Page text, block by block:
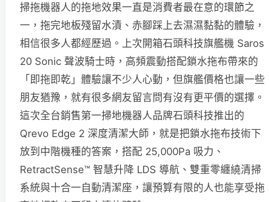
掃拖機器人的拖地效果一直是消費者最在意的環節之
一，拖完地板殘留水漬、赤腳踩上去濕濕黏黏的體驗，
相信很多人都經歷過。上次開箱石頭科技旗艦機 Saros
20 Sonic 聲波騎士時，高頻震動搭配鎖水拖布帶來的
「即拖即乾」體驗讓不少人心動，但旗艦價格也讓一些
朋友猶豫，就有很多網友留言問有沒有更平價的選擇。
這次全台銷售第一掃地機器人品牌石頭科技推出的
Qrevo Edge 2 深度清潔大師，就是把鎖水拖布技術下
放到中階機種的答案，搭配 25,000Pa 吸力、
RetractSense™ 智慧升降 LDS 導航、雙重零纏繞清掃
系統與十合一自動清潔座，讓預算有限的人也能享受拖